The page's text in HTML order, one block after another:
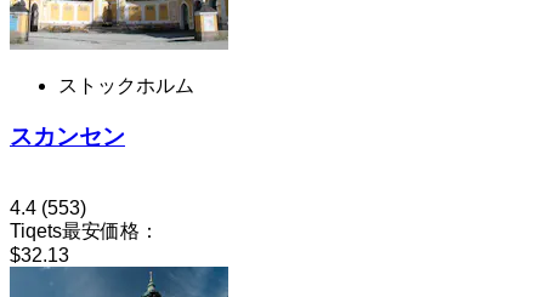
ストックホルム
スカンセン
4.4 (553)
Tiqets最安価格：
$32.13